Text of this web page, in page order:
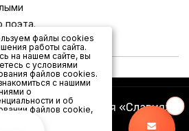
поэта.
компания «Славия»
файлы cookies
работы сайта.
на нашем сайте, вы
с условиями
файлов cookies.
с нашими
о
и об
файлов cookie,